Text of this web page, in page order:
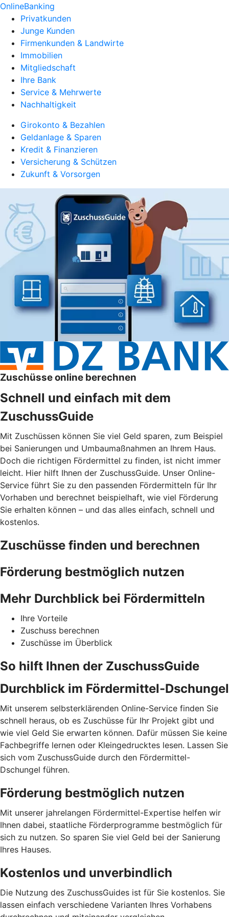
OnlineBanking
Privatkunden
Junge Kunden
Firmenkunden & Landwirte
Immobilien
Mitgliedschaft
Ihre Bank
Service & Mehrwerte
Nachhaltigkeit
Girokonto & Bezahlen
Geldanlage & Sparen
Kredit & Finanzieren
Versicherung & Schützen
Zukunft & Vorsorgen
Zuschüsse online berechnen
Schnell und einfach mit dem
ZuschussGuide
Mit Zuschüssen können Sie viel Geld sparen, zum Beispiel
bei Sanierungen und Umbaumaßnahmen an Ihrem Haus.
Doch die richtigen Fördermittel zu finden, ist nicht immer
leicht. Hier hilft Ihnen der ZuschussGuide. Unser Online-
Service führt Sie zu den passenden Fördermitteln für Ihr
Vorhaben und berechnet beispielhaft, wie viel Förderung
Sie erhalten können – und das alles einfach, schnell und
kostenlos.
Zuschüsse finden und berechnen
Förderung bestmöglich nutzen
Mehr Durchblick bei Fördermitteln
Ihre Vorteile
Zuschuss berechnen
Zuschüsse im Überblick
So hilft Ihnen der ZuschussGuide
Durchblick im Fördermittel-Dschungel
Mit unserem selbsterklärenden Online-Service finden Sie
schnell heraus, ob es Zuschüsse für Ihr Projekt gibt und
wie viel Geld Sie erwarten können. Dafür müssen Sie keine
Fachbegriffe lernen oder Kleingedrucktes lesen. Lassen Sie
sich vom ZuschussGuide durch den Fördermittel-
Dschungel führen.
Förderung bestmöglich nutzen
Mit unserer jahrelangen Fördermittel-Expertise helfen wir
Ihnen dabei, staatliche Förderprogramme bestmöglich für
sich zu nutzen. So sparen Sie viel Geld bei der Sanierung
Ihres Hauses.
Kostenlos und unverbindlich
Die Nutzung des ZuschussGuides ist für Sie kostenlos. Sie
lassen einfach verschiedene Varianten Ihres Vorhabens